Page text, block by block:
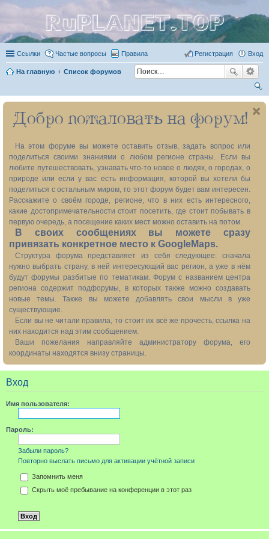
RuPLANET.TOP
Ссылки Частые вопросы Правила Вход
Регистрация
На главную Список форумов
ои
ск
Добро пожаловать на форум!
На этом форуме вы можете оставить отзыв, задать вопрос или
поделиться своими знаниями о любом регионе страны. Если вы
любите путешествовать, узнавать что-то новое о людях, о городах, о
природе или если у вас есть информация, которой вы хотели бы
поделиться с остальным миром, то этот форум будет вам интересен.
Расскажите о своём городе, регионе, что в них есть интересного,
какие достопримечательности стоит посетить, где стоит побывать в
первую очередь, а посещение каких мест можно оставить на потом.
В своих сообщениях вы можете сразу
привязать конкретное место к GoogleMaps.
Структура форума представляет из себя следующее: сначала
нужно выбрать страну, в ней интересующий вас регион, а уже в нём
будут форумы разбитые по тематикам. Форум с названием центра
региона содержит подфорумы, в которых также можно создавать
новые темы. Также вы можете добавлять свои мысли в уже
существующие.
Если вы не читали правила, то стоит их всё же прочесть, ссылка на
них находится над этим сообщением.
Ваши пожелания направляйте администратору форума, его
координаты находятся внизу страницы.
Вход
Имя пользователя:
Пароль:
Забыли пароль?
Повторно выслать письмо для активации учётной записи
Запомнить меня
Скрыть моё пребывание на конференции в этот раз